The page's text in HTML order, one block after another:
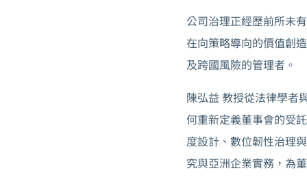
公司治理正經歷前所未
在向策略導向的價值創
及跨國風險的管理者。
陳弘益 教授從法律學者
何重新定義董事會的受
度設計、數位韌性治理
究與亞洲企業實務，為